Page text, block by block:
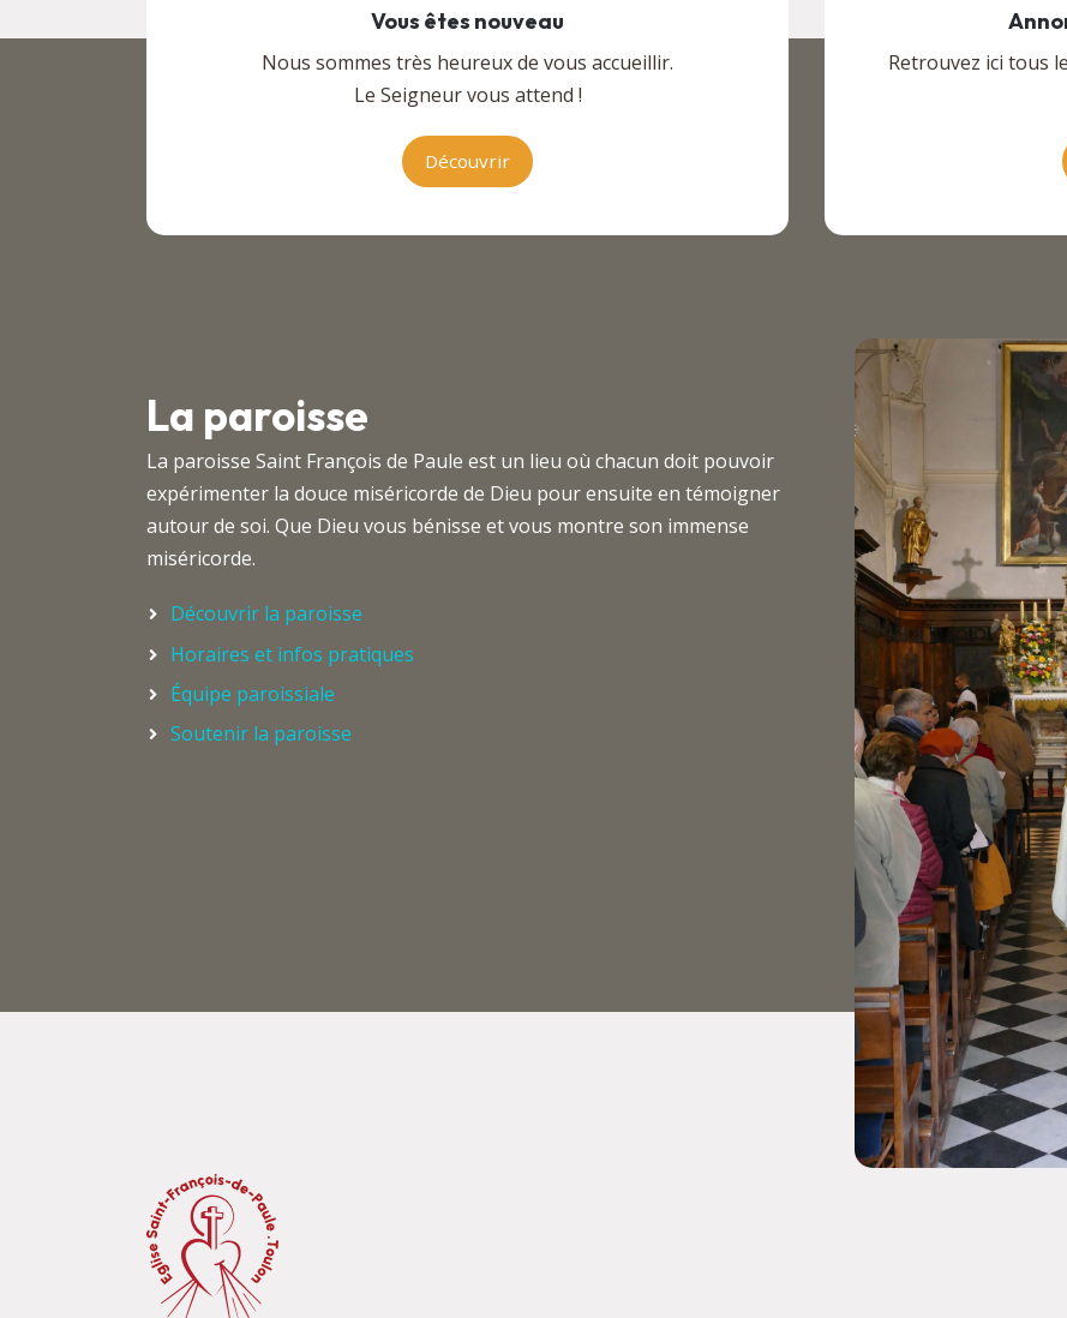
Vous êtes nouveau
Nous sommes très heureux de vous accueillir.
Le Seigneur vous attend !
Découvrir
Retrouvez ici tous
La paroisse
La paroisse Saint François de Paule est un lieu où chacun doit pouvoir
expérimenter la douce miséricorde de Dieu pour ensuite en témoigner
autour de soi. Que Dieu vous bénisse et vous montre son immense
miséricorde.
Découvrir la paroisse
Horaires et infos pratiques
Équipe paroissiale
Soutenir la paroisse